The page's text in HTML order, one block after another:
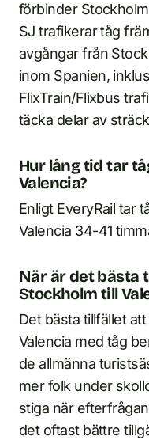
förbinder
SJ trafikerar tåg
avgångar från
inom Spanien,
FlixTrain/Flixbus
täcka delar av
Hur lång tid tar
Valencia?
Enligt EveryRail tar
Valencia 34-41
När är det bästa
Stockholm till
Det bästa tillfället
Valencia med tåg
de allmänna
mer folk under
stiga när
det oftast bättre